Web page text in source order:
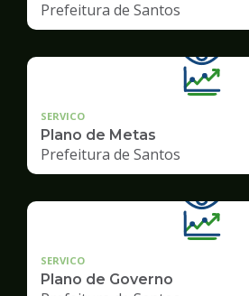
Prefeitura de Santos
SERVICO
Plano de Metas
Prefeitura de Santos
SERVICO
Plano de Governo